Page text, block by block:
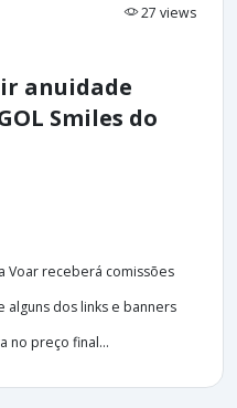
27 views
anuidade
Smiles do
Voar receberá comissões
alguns dos links e banners
no preço final...